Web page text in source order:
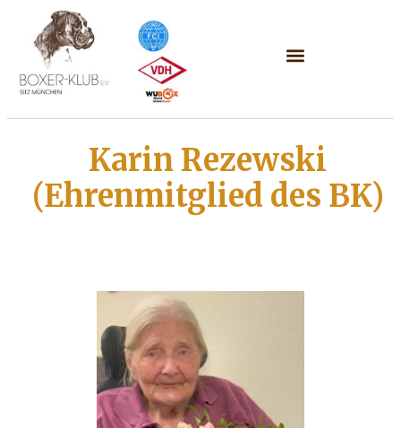
Karin Rezewski
(Ehrenmitglied des BK)